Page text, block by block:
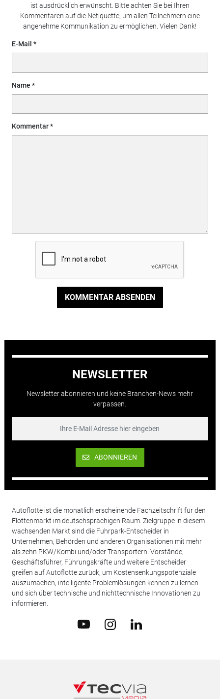
ist ausdrücklich erwünscht. Bitte achten Sie bei Ihren
Kommentaren auf die Netiquette, um allen Teilnehmern eine
angenehme Kommunikation zu ermöglichen. Vielen Dank!
E-Mail
Name
Kommentar
KOMMENTAR ABSENDEN
NEWSLETTER
Newsletter abonnieren und keine Branchen-News mehr
verpassen.
ABONNIEREN
Autoflotte ist die monatlich erscheinende Fachzeitschrift für den
Flottenmarkt im deutschsprachigen Raum. Zielgruppe in diesem
wachsenden Markt sind die Fuhrpark-Entscheider in
Unternehmen, Behörden und anderen Organisationen mit mehr
als zehn PKW/Kombi und/oder Transportern. Vorstände,
Geschäftsführer, Führungskräfte und weitere Entscheider
greifen auf Autoflotte zurück, um Kostensenkungspotenziale
auszumachen, intelligente Problemlösungen kennen zu lernen
und sich über technische und nichttechnische Innovationen zu
informieren.